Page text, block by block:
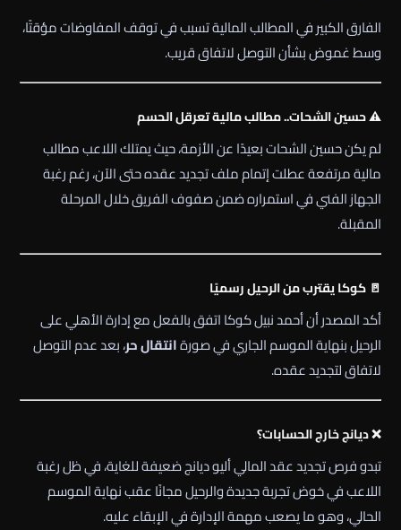
الفارق الكبير في المطالب المالية تسبب في توقف المفاوضات مؤقتًا،
وسط غموض بشأن التوصل لاتفاق قريب.
⚠️ حسين الشحات.. مطالب مالية تعرقل الحسم
لم يكن حسين الشحات بعيدًا عن الأزمة، حيث يمتلك اللاعب مطالب
مالية مرتفعة عطلت إتمام ملف تجديد عقده حتى الآن، رغم رغبة
الجهاز الفني في استمراره ضمن صفوف الفريق خلال المرحلة
المقبلة.
🚪 كوكا يقترب من الرحيل رسميًا
أكد المصدر أن أحمد نبيل كوكا اتفق بالفعل مع إدارة الأهلي على
الرحيل بنهاية الموسم الجاري في صورةانتقال حر، بعد عدم التوصل
لاتفاق لتجديد عقده.
❌ ديانج خارج الحسابات؟
تبدو فرص تجديد عقد المالي أليو ديانج ضعيفة للغاية، في ظل رغبة
اللاعب في خوض تجربة جديدة والرحيل مجانًا عقب نهاية الموسم
الحالي، وهو ما يصعب مهمة الإدارة في الإبقاء عليه.